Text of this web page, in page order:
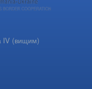
IV (вищим)